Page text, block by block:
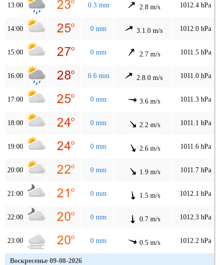
13:00 0.3 mm 2.8 m/s 1012.4 hPa
14:00 0 mm 3.1.0 m/s 1012.0 hPa
15:00 0 mm 2.7 m/s 1011.5 hPa
16:00 0.6 mm 2.8.0 m/s 1011.0 hPa
17:00 0 mm 3.6 m/s 1011.3 hPa
18:00 0 mm 2.2 m/s 1011.1 hPa
19:00 0 mm 2.6 m/s 1011.6 hPa
20:00 0 mm 1.9 m/s 1011.7 hPa
21:00 0 mm 1.5 m/s 1012.1 hPa
22:00 0 mm 0.7 m/s 1012.3 hPa
23:00 0 mm 0.5 m/s 1012.2 hPa
Воскресенье 09-08-2026